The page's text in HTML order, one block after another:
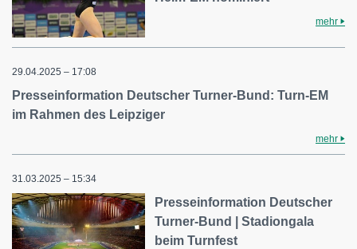
mehr
29.04.2025 – 17:08
Presseinformation Deutscher Turner-Bund: Turn-EM
im Rahmen des Leipziger
mehr
31.03.2025 – 15:34
Presseinformation Deutscher
Turner-Bund | Stadiongala
beim Turnfest